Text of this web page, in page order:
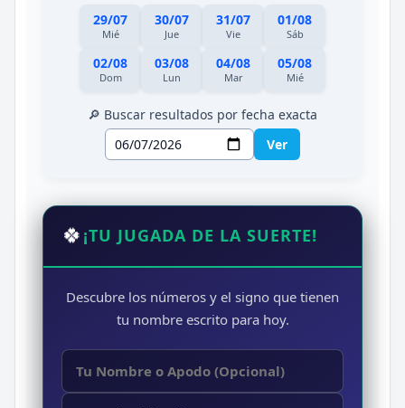
29/07
Mié
30/07
Jue
31/07
Vie
01/08
Sáb
02/08
Dom
03/08
Lun
04/08
Mar
05/08
Mié
🔎 Buscar resultados por fecha exacta
Ver
🍀 ¡TU JUGADA DE LA SUERTE!
Descubre los números y el signo que tienen
tu nombre escrito para hoy.